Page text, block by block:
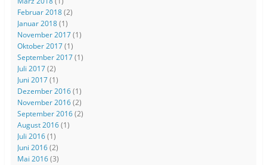
Februar 2018(2)
Januar 2018(1)
November 2017(1)
Oktober 2017(1)
September 2017(1)
Juli 2017(2)
Juni 2017(1)
Dezember 2016(1)
November 2016(2)
September 2016(2)
August 2016(1)
Juli 2016(1)
Juni 2016(2)
Mai 2016(3)